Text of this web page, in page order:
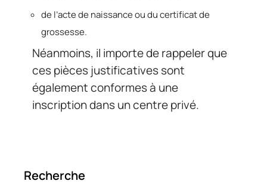
de l’acte de naissance ou du certificat de
grossesse.
Néanmoins, il importe de rappeler que
ces pièces justificatives sont
également conformes à une
inscription dans un centre privé.
Recherche